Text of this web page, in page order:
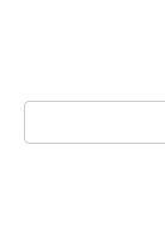
Поиск: